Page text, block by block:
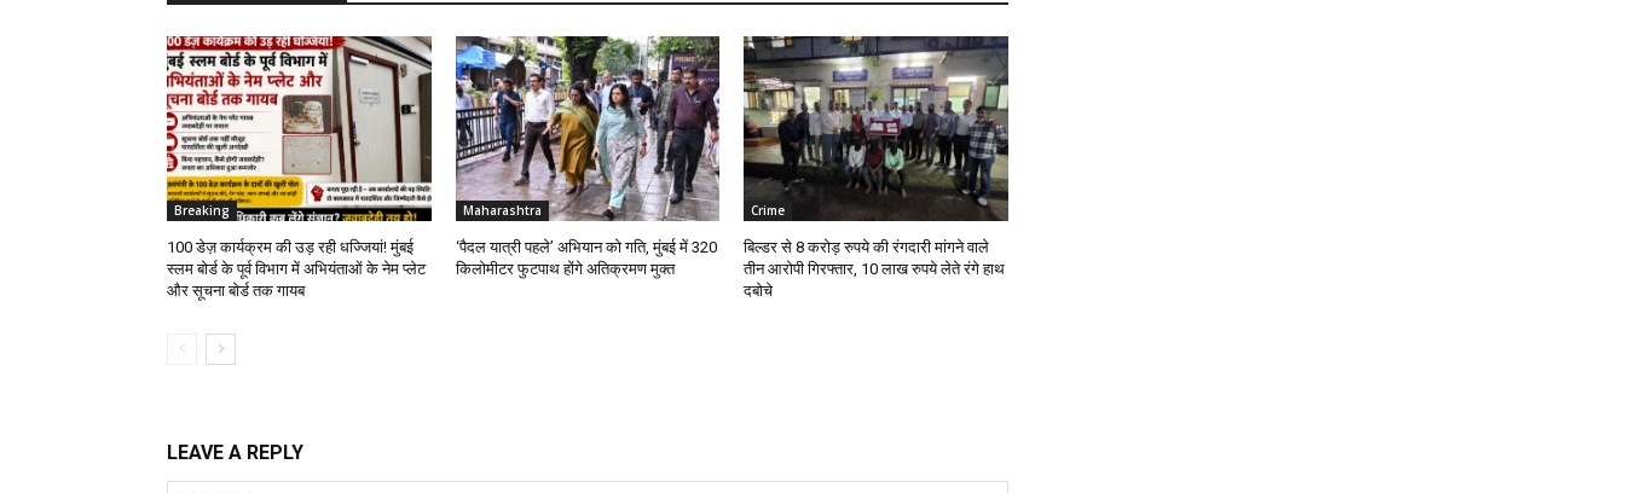
Breaking
100 डेज़ कार्यक्रम की उड़ रही धज्जियां! मुंबई
स्लम बोर्ड के पूर्व विभाग में अभियंताओं के नेम प्लेट
और सूचना बोर्ड तक गायब
Maharashtra
‘पैदल यात्री पहले’ अभियान को गति, मुंबई में 320
किलोमीटर फुटपाथ होंगे अतिक्रमण मुक्त
Crime
बिल्डर से 8 करोड़ रुपये की रंगदारी मांगने वाले
तीन आरोपी गिरफ्तार, 10 लाख रुपये लेते रंगे हाथ
दबोचे
LEAVE A REPLY